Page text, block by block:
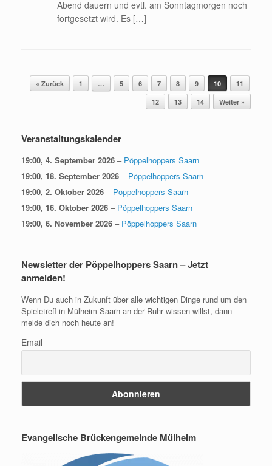
Abend dauern und evtl. am Sonntagmorgen noch
fortgesetzt wird. Es […]
Beitragsnavigation
« Zurück 1 … 5 6 7 8 9 10
11
12
13 14 Weiter »
Veranstaltungskalender
19:00, 4. September 2026 – Pöppelhoppers Saarn
19:00, 18. September 2026 – Pöppelhoppers Saarn
19:00, 2. Oktober 2026 – Pöppelhoppers Saarn
19:00, 16. Oktober 2026 – Pöppelhoppers Saarn
19:00, 6. November 2026 – Pöppelhoppers Saarn
Newsletter der Pöppelhoppers Saarn – Jetzt
anmelden!
Wenn Du auch in Zukunft über alle wichtigen Dinge rund um den
Spieletreff in Mülheim-Saarn an der Ruhr wissen willst, dann
melde dich noch heute an!
Email
Evangelische Brückengemeinde Mülheim